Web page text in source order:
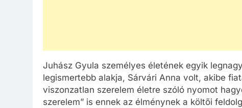
Juhász Gyula személyes életének egyik
legismertebb alakja, Sárvári Anna volt, akibe
viszonzatlan szerelem életre szóló nyomot
szerelem” is ennek az élménynek a költői